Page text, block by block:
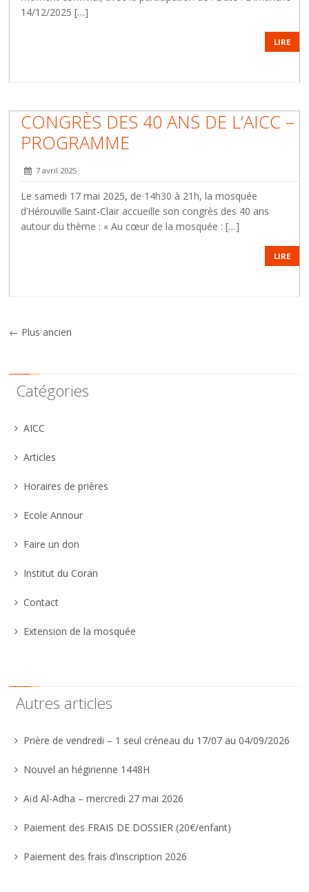
14/12/2025 […]
LIRE
CONGRÈS DES 40 ANS DE L’AICC –
PROGRAMME
7 avril 2025
Le samedi 17 mai 2025, de 14h30 à 21h, la mosquée
d’Hérouville Saint-Clair accueille son congrès des 40 ans
autour du thème : « Au cœur de la mosquée : […]
LIRE
← Plus ancien
Catégories
AICC
Articles
Horaires de prières
Ecole Annour
Faire un don
Institut du Coran
Contact
Extension de la mosquée
Autres articles
Prière de vendredi – 1 seul créneau du 17/07 au 04/09/2026
Nouvel an hégirienne 1448H
Aïd Al-Adha – mercredi 27 mai 2026
Paiement des FRAIS DE DOSSIER (20€/enfant)
Paiement des frais d’inscription 2026